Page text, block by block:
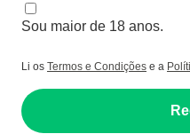
Sou maior de 18 anos.
Li os Termos e Condições e a